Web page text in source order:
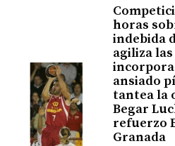
horas
indebida
agiliza
ansiado
tantea la
Begar
refuerzo
Granada